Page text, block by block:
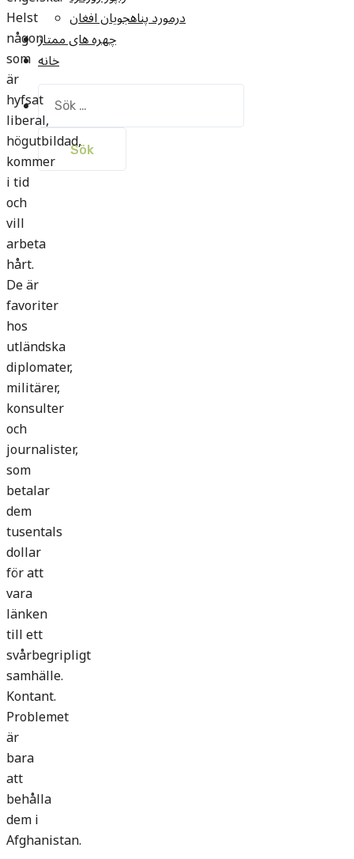
درمورد پناهجويان افغان
چهره های ممتاز
خانه
efter:
Helst
någon
som
är
hyfsat
liberal,
högutbildad,
kommer
i tid
och
vill
arbeta
hårt.
De är
favoriter
hos
utländska
diplomater,
militärer,
konsulter
och
journalister,
som
betalar
dem
tusentals
dollar
för att
vara
länken
till ett
svårbegripligt
samhälle.
Kontant.
Problemet
är
bara
att
behålla
dem i
Afghanistan.